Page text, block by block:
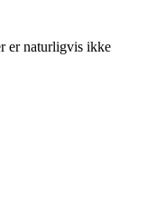
er naturligvis ikke